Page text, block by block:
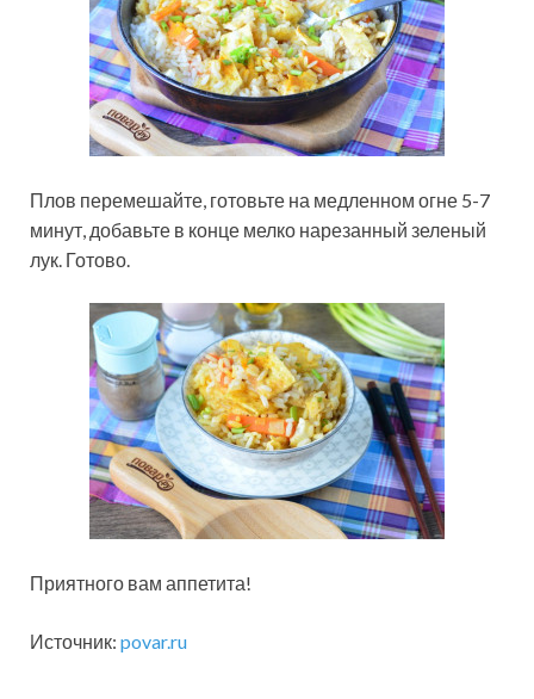
Плов перемешайте, готовьте на медленном огне 5-7
минут, добавьте в конце мелко нарезанный зеленый
лук. Готово.
Приятного вам аппетита!
Источник: povar.ru